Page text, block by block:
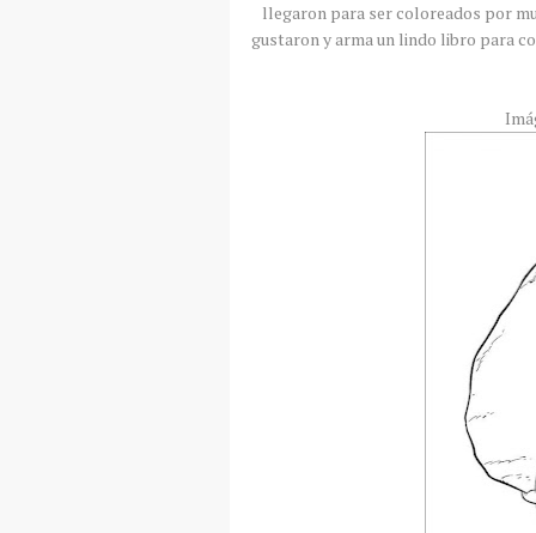
llegaron para ser coloreados por
gustaron y arma un lindo libro para